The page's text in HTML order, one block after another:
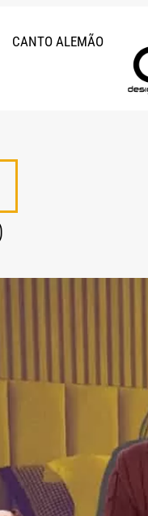
CANTO ALEMÃO